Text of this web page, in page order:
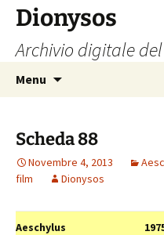
contenuto
Dionysos
Archivio digitale
Menu
Scheda 88
Novembre 4, 2013
film
Dionysos
Aeschylus